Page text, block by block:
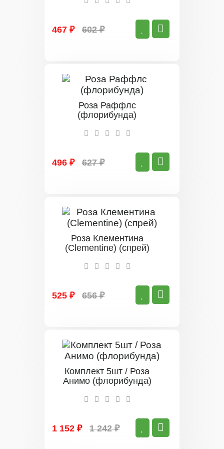
467 ₽ 602 ₽
Роза Раффлс
(флорибунда)
496 ₽ 627 ₽
Роза Клементина
(Clementine) (спрей)
525 ₽ 656 ₽
Комплект 5шт / Роза
Анимо (флорибунда)
1 152 ₽ 1 242 ₽